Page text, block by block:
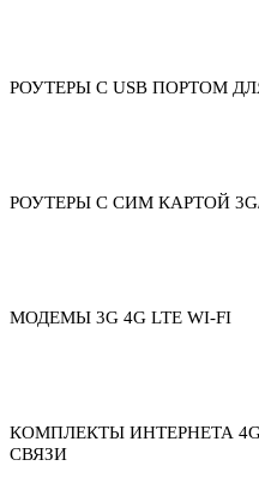
РОУТЕРЫ С USB ПОРТОМ
РОУТЕРЫ С СИМ КАРТОЙ 3G/
МОДЕМЫ 3G 4G LTE WI-FI
КОМПЛЕКТЫ ИНТЕРНЕТА
СВЯЗИ